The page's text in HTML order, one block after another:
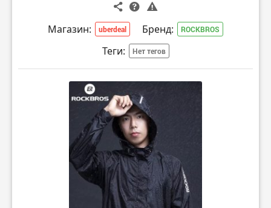
Магазин: uberdeal Бренд: ROCKBROS
Теги: Нет тегов